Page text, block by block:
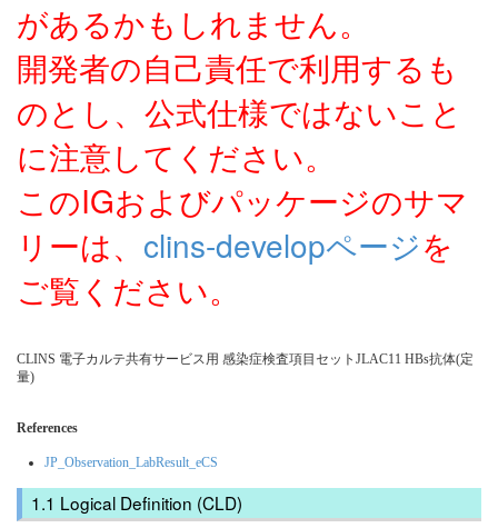
があるかもしれません。
開発者の自己責任で利用するも
のとし、公式仕様ではないこと
に注意してください。
このIGおよびパッケージのサマ
リーは、 clins-developページを
ご覧ください。
CLINS 電子カルテ共有サービス用 感染症検査項目セットJLAC11 HBs抗体(定
量)
References
JP_Observation_LabResult_eCS
Logical Definition (CLD)